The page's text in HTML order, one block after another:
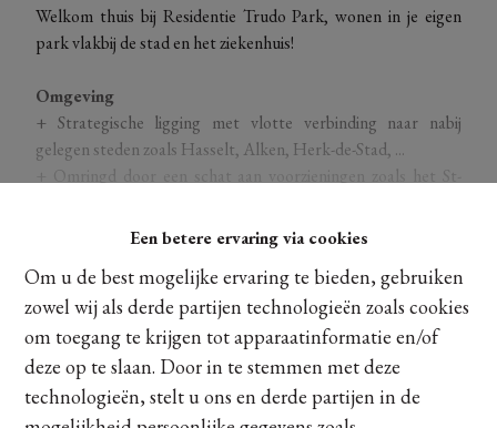
Een betere ervaring via cookies
Om u de best mogelijke ervaring te bieden, gebruiken
zowel wij als derde partijen technologieën zoals cookies
om toegang te krijgen tot apparaatinformatie en/of
deze op te slaan. Door in te stemmen met deze
technologieën, stelt u ons en derde partijen in de
Welkom thuis bij Residentie Trudo Park, wonen in je eigen
park vlakbij de stad en het ziekenhuis!
Omgeving
+ Strategische ligging met vlotte verbinding naar nabij
gelegen steden zoals Hasselt, Alken, Herk-de-Stad, ...
+ Omringd door een schat aan voorzieningen zoals het St-
+ Gelegen vlak aan domein t Speelhof waar men heerlijk kan
Architectuur
+ Lichtrode gevelsteen in combinatie met bronskleurig
buitenschrijnwerk in aluminium
+ Prachtig uitzicht op volledig aangelegd privé park
+ Ruime fietsenberging zowel boven- als ondergronds
Ontdek meer
Delen